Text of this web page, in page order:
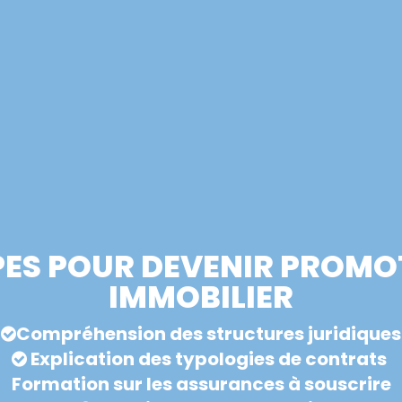
POUR DEVENIR
IMMOBILIER
Compréhension des structures juridiques
Explication des typologies de contrats
Formation sur les assurances à souscrire